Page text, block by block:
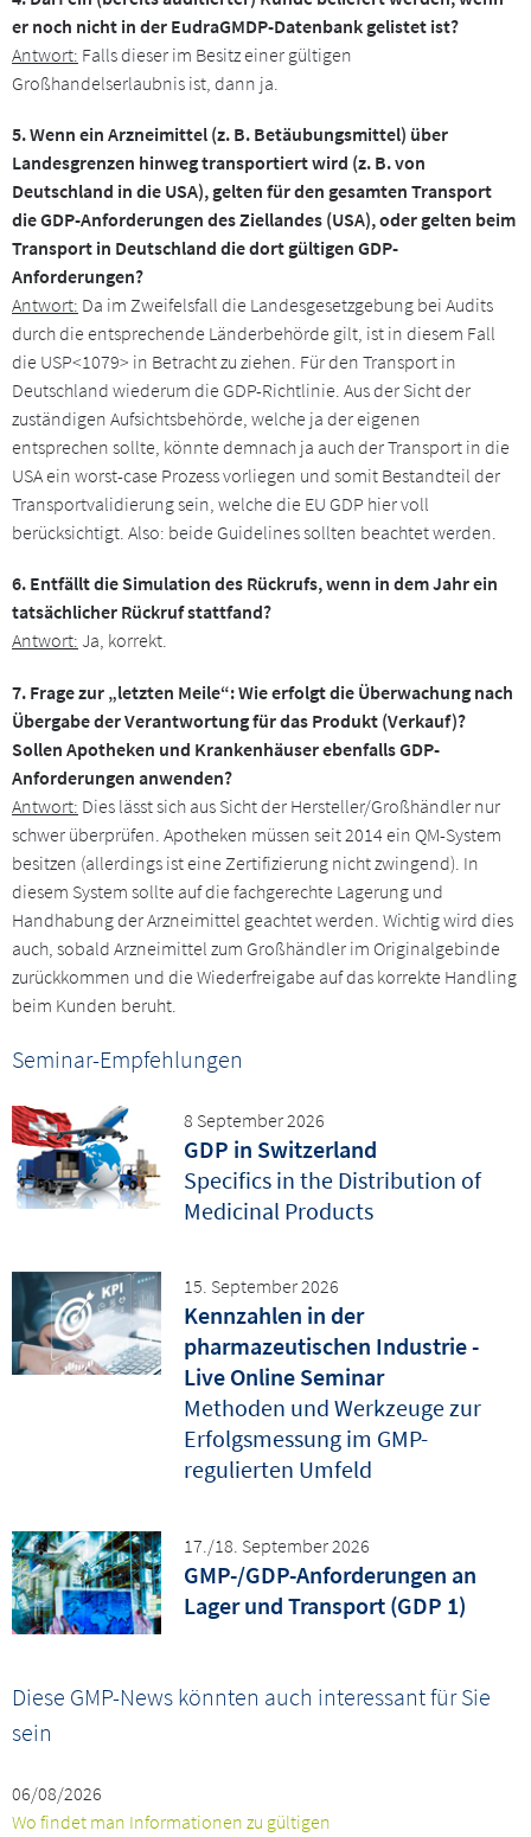
er noch nicht in der EudraGMDP-Datenbank gelistet ist?
Antwort: Falls dieser im Besitz einer gültigen
Großhandelserlaubnis ist, dann ja.
5. Wenn ein Arzneimittel (z. B. Betäubungsmittel) über
Landesgrenzen hinweg transportiert wird (z. B. von
Deutschland in die USA), gelten für den gesamten Transport
die GDP-Anforderungen des Ziellandes (USA), oder gelten beim
Transport in Deutschland die dort gültigen GDP-
Anforderungen?
Antwort: Da im Zweifelsfall die Landesgesetzgebung bei Audits
durch die entsprechende Länderbehörde gilt, ist in diesem Fall
die USP<1079> in Betracht zu ziehen. Für den Transport in
Deutschland wiederum die GDP-Richtlinie. Aus der Sicht der
zuständigen Aufsichtsbehörde, welche ja der eigenen
entsprechen sollte, könnte demnach ja auch der Transport in die
USA ein worst-case Prozess vorliegen und somit Bestandteil der
Transportvalidierung sein, welche die EU GDP hier voll
berücksichtigt. Also: beide Guidelines sollten beachtet werden.
6. Entfällt die Simulation des Rückrufs, wenn in dem Jahr ein
tatsächlicher Rückruf stattfand?
Antwort: Ja, korrekt.
7. Frage zur „letzten Meile“: Wie erfolgt die Überwachung nach
Übergabe der Verantwortung für das Produkt (Verkauf)?
Sollen Apotheken und Krankenhäuser ebenfalls GDP-
Anforderungen anwenden?
Antwort: Dies lässt sich aus Sicht der Hersteller/Großhändler nur
schwer überprüfen. Apotheken müssen seit 2014 ein QM-System
besitzen (allerdings ist eine Zertifizierung nicht zwingend). In
diesem System sollte auf die fachgerechte Lagerung und
Handhabung der Arzneimittel geachtet werden. Wichtig wird dies
auch, sobald Arzneimittel zum Großhändler im Originalgebinde
zurückkommen und die Wiederfreigabe auf das korrekte Handling
beim Kunden beruht.
Seminar-Empfehlungen
8 September 2026
GDP in Switzerland
Specifics in the Distribution of
Medicinal Products
15. September 2026
Kennzahlen in der
pharmazeutischen Industrie -
Live Online Seminar
Methoden und Werkzeuge zur
Erfolgsmessung im GMP-
regulierten Umfeld
17./18. September 2026
GMP-/GDP-Anforderungen an
Lager und Transport (GDP 1)
Diese GMP-News könnten auch interessant für Sie
sein
06/08/2026
Wo findet man Informationen zu gültigen